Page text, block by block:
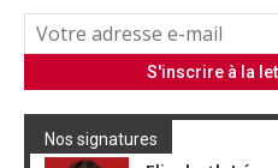
Nos signatures